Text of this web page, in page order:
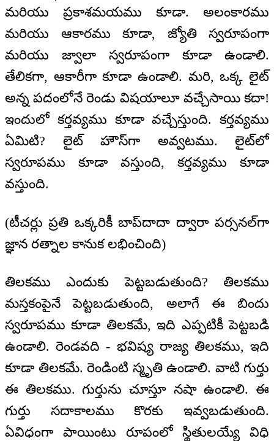
మరియు ప్రకాశమయము కూడా. అలంకారము
మరియు ఆకారము కూడా, జ్యోతి స్వరూపంగా
మరియు జ్వాలా స్వరూపంగా కూడా ఉండాలి.
తేలికగా, ఆకారీగా కూడా ఉండాలి. మరి, ఒక్క లైట్
అన్న పదంలోనే రెండు విషయాలూ వచ్చేసాయి కదా!
ఇందులో కర్తవ్యము కూడా వచ్చేస్తుంది. కర్తవ్యము
ఏమిటి? లైట్ హౌస్‌గా అవ్వటము. లైట్‌లో
స్వరూపము కూడా వస్తుంది, కర్తవ్యము కూడా
వస్తుంది.
(టీచర్లు ప్రతి ఒక్కరికీ బాప్‌దాదా ద్వారా పర్సనల్‌గా
జ్ఞాన రత్నాల కానుక లభించింది)
తిలకము ఎందుకు పెట్టబడుతుంది? తిలకము
మస్తకంపైనే పెట్టబడుతుంది, అలాగే ఈ బిందు
స్వరూపము కూడా తిలకమే, ఇది ఎప్పటికీ పెట్టబడి
ఉండాలి. రెండవది - భవిష్య రాజ్య తిలకము, ఇది
కూడా తిలకమే. రెండింటి స్మృతి ఉండాలి. వాటి గుర్తు
ఈ తిలకము. గుర్తును చూస్తూ నషా ఉండాలి. ఈ
గుర్తు సదాకాలము కొరకు ఇవ్వబడుతుంది.
ఏవిధంగా పాయింటు రూపంలో స్థితులయ్యే విధి